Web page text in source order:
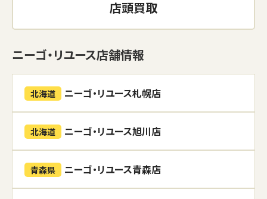
店頭買取
ニーゴ・リユース店舗情報
北海道 ニーゴ・リユース札幌店
北海道 ニーゴ・リユース旭川店
青森県 ニーゴ・リユース青森店